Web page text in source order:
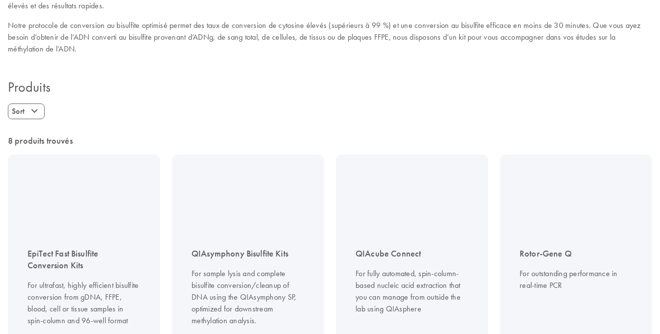
élevés et des résultats rapides.
Notre protocole de conversion au bisulfite optimisé permet des taux de conversion de cytosine élevés (supérieurs à 99 %) et une conversion au bisulfite efficace en moins de 30 minutes. Que vous ayez
besoin d’obtenir de l’ADN converti au bisulfite provenant d’ADNg, de sang total, de cellules, de tissus ou de plaques FFPE, nous disposons d’un kit pour vous accompagner dans vos études sur la
méthylation de l’ADN.
Produits
Sort
8 produits trouvés
EpiTect Fast Bisulfite
Conversion Kits
For ultrafast, highly efficient bisulfite
conversion from gDNA, FFPE,
blood, cell or tissue samples in
spin-column and 96-well format
QIAsymphony Bisulfite Kits
For sample lysis and complete
bisulfite conversion/cleanup of
DNA using the QIAsymphony SP,
optimized for downstream
methylation analysis.
QIAcube Connect
For fully automated, spin-column-
based nucleic acid extraction that
you can manage from outside the
lab using QIAsphere
Rotor-Gene Q
For outstanding performance in
real-time PCR